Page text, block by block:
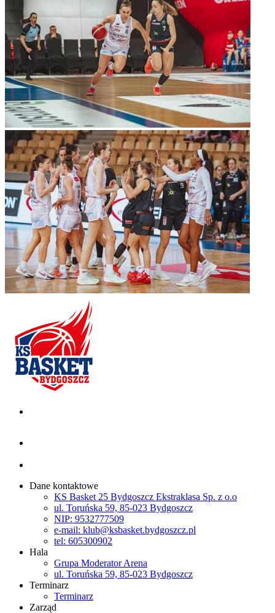
Dane kontaktowe
KS Basket 25 Bydgoszcz Ekstraklasa Sp. z o.o
ul. Toruńska 59, 85-023 Bydgoszcz
NIP: 9532777509
e-mail: klub@ksbasket.bydgoszcz.pl
tel: 605300902
Hala
Grupa Moderator Arena
ul. Toruńska 59, 85-023 Bydgoszcz
Terminarz
Terminarz
Zarząd